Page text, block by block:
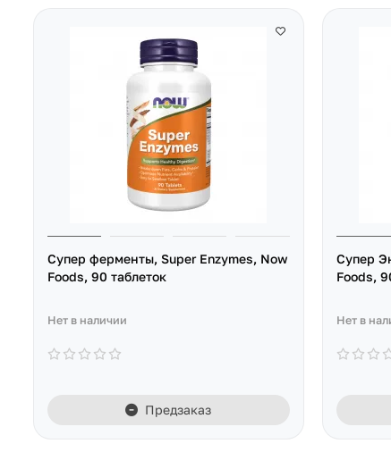
Супер ферменты, Super Enzymes, Now
Foods, 90 таблеток
Нет в наличии
Предзаказ
Супер
Foods,
Нет в